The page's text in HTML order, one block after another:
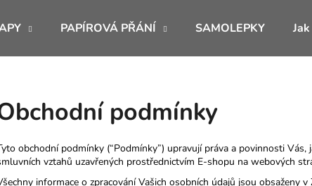
PAPÍROVÁ PŘÁNÍ SAMOLEPKY
podmínky
obchodní podmínky (“Podmínky”) upravují práva a povinnosti
vztahů uzavřených prostřednictvím E-shopu na webových
informace o zpracování Vašich osobních údajů jsou obsaženy